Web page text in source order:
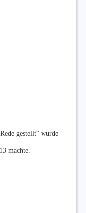
gestellt“ wurde
machte.